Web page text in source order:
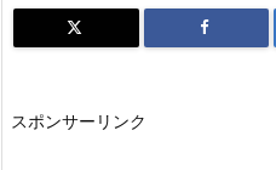
スポンサーリンク